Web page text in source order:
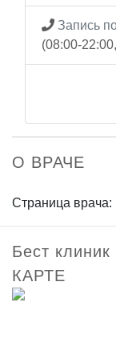
Запись
(08:00-
О ВРАЧЕ
Страница врача:
Бест
КАРТЕ